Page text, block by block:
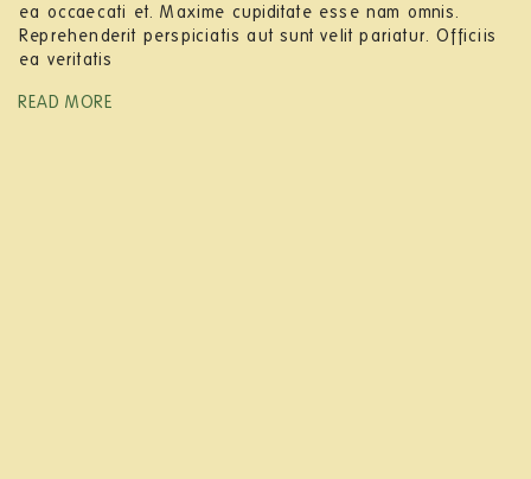
ea occaecati et. Maxime cupiditate esse nam omnis.
Reprehenderit perspiciatis aut sunt velit pariatur. Officiis
ea veritatis
READ MORE